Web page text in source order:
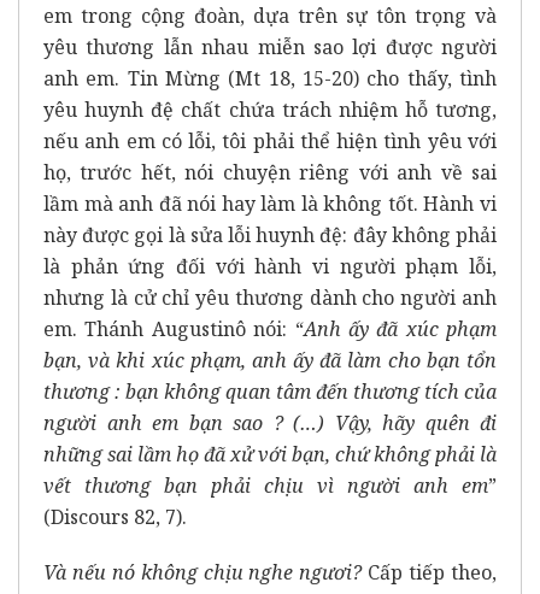
em trong cộng đoàn, dựa trên sự tôn trọng và
yêu thương lẫn nhau miễn sao lợi được người
anh em. Tin Mừng (Mt 18, 15-20) cho thấy, tình
yêu huynh đệ chất chứa trách nhiệm hỗ tương,
nếu anh em có lỗi, tôi phải thể hiện tình yêu với
họ, trước hết, nói chuyện riêng với anh về sai
lầm mà anh đã nói hay làm là không tốt. Hành vi
này được gọi là sửa lỗi huynh đệ: đây không phải
là phản ứng đối với hành vi người phạm lỗi,
nhưng là cử chỉ yêu thương dành cho người anh
em. Thánh Augustinô nói: “Anh ấy đã xúc phạm
bạn, và khi xúc phạm, anh ấy đã làm cho bạn tổn
thương : bạn không quan tâm đến thương tích của
người anh em bạn sao ? (…) Vậy, hãy quên đi
những sai lầm họ đã xử với bạn, chứ không phải là
vết thương bạn phải chịu vì người anh em”
(Discours 82, 7).
Và nếu nó không chịu nghe ngươi?Cấp tiếp theo,